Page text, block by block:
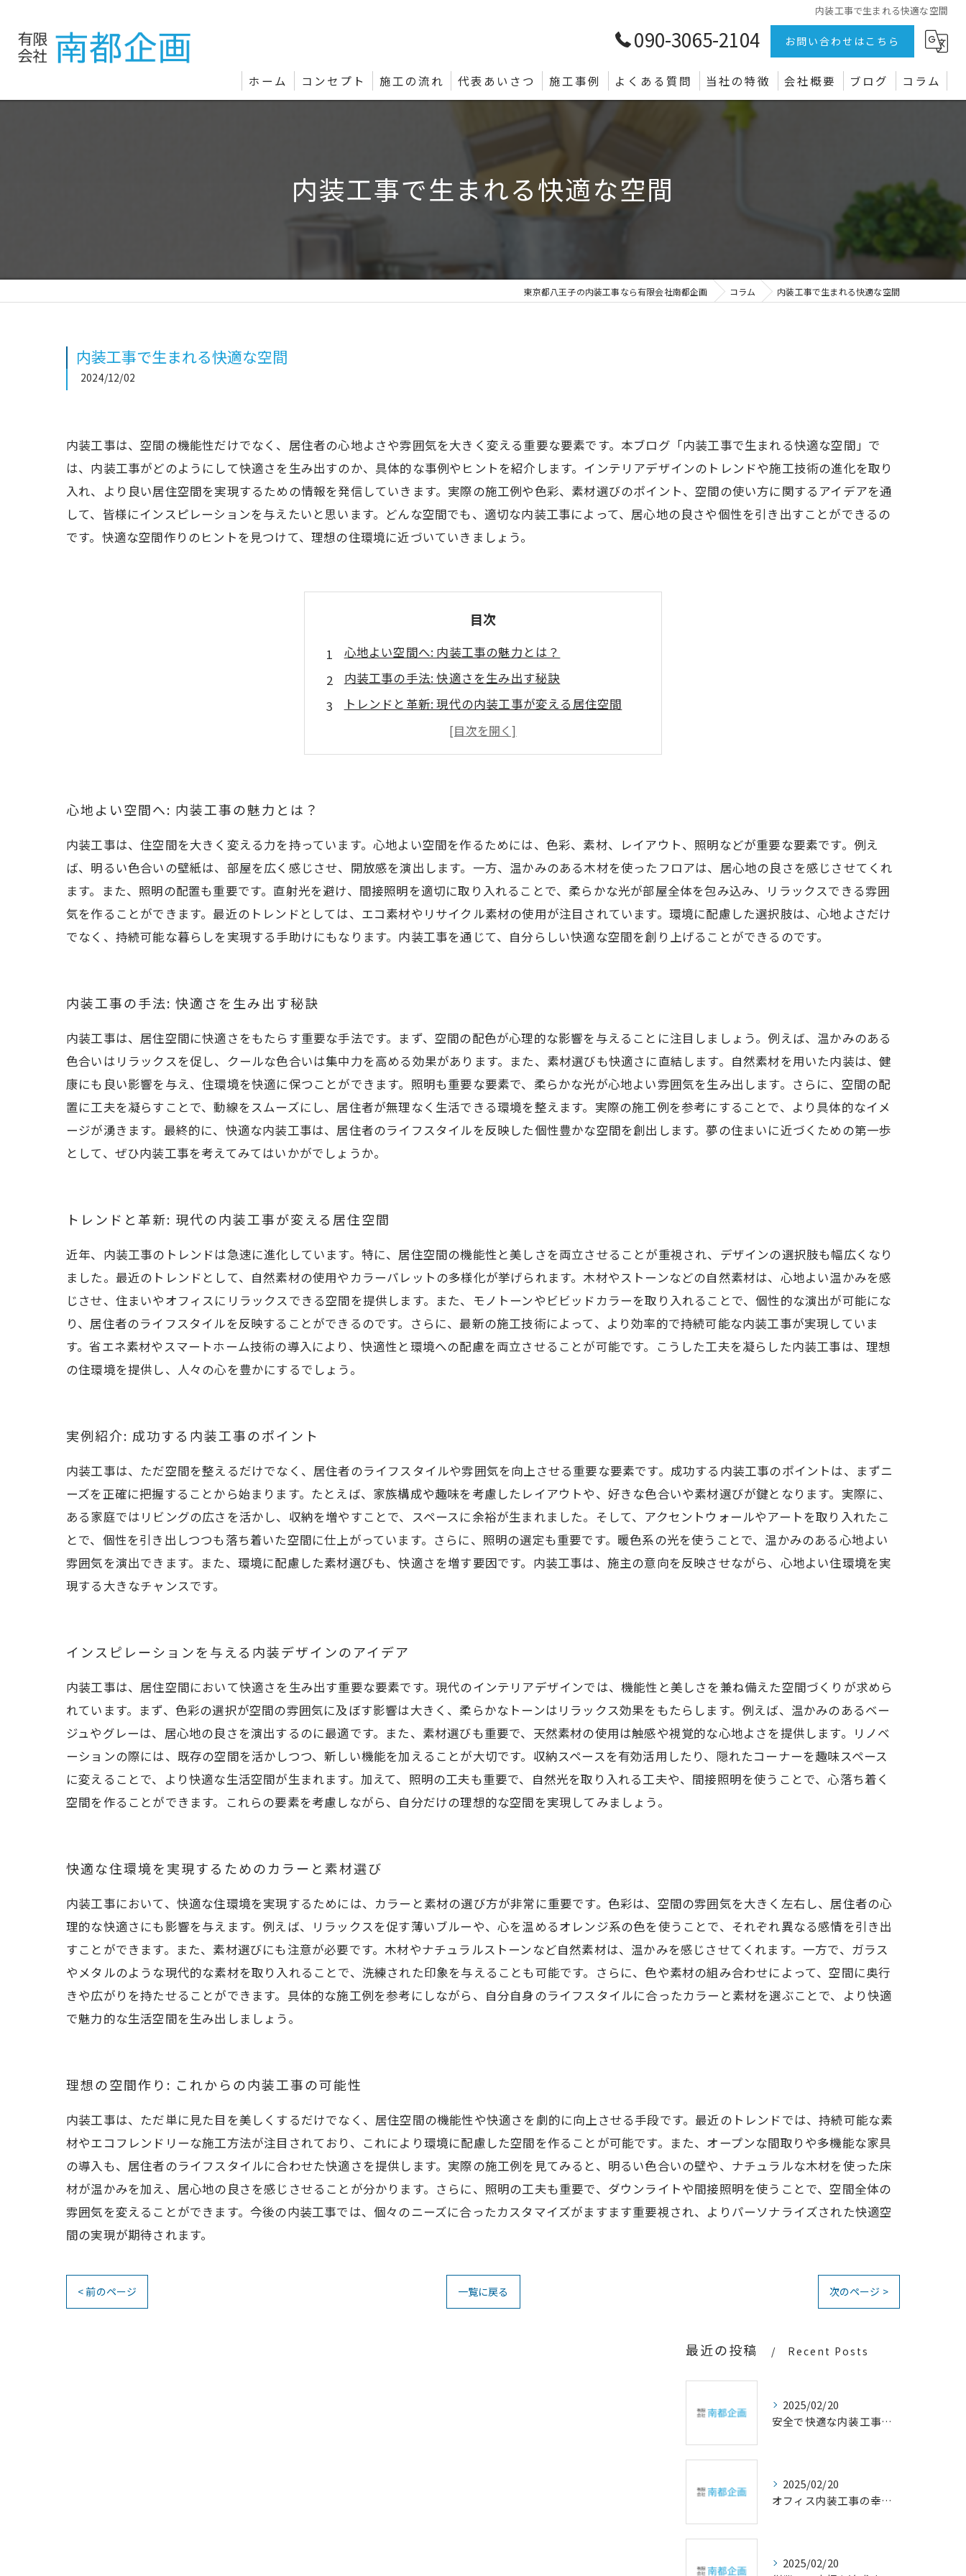
内装工事で生まれる快適な空間
090-3065-2104 お問い合わせはこちら
ホーム コンセプト 施工の流れ 代表あいさつ 施工事例 よくある質問 当社の特徴
リフォーム
会社概要 ブログ コラム
内装工事で生まれる快適な空間
東京都八王子の内装工事なら有限会社南都企画 コラム 内装工事で生まれる快適な空間
内装工事で生まれる快適な空間
2024/12/02
内装工事は、空間の機能性だけでなく、居住者の心地よさや雰囲気を大きく変える重要な要素です。本ブログ「内装工事で生まれる快適な空間」で
は、内装工事がどのようにして快適さを生み出すのか、具体的な事例やヒントを紹介します。インテリアデザインのトレンドや施工技術の進化を取り
入れ、より良い居住空間を実現するための情報を発信していきます。実際の施工例や色彩、素材選びのポイント、空間の使い方に関するアイデアを通
して、皆様にインスピレーションを与えたいと思います。どんな空間でも、適切な内装工事によって、居心地の良さや個性を引き出すことができるの
です。快適な空間作りのヒントを見つけて、理想の住環境に近づいていきましょう。
目次
心地よい空間へ: 内装工事の魅力とは？
内装工事の手法: 快適さを生み出す秘訣
トレンドと革新: 現代の内装工事が変える居住空間
実例紹介: 成功する内装工事のポイント
インスピレーションを与える内装デザインのアイデア
心地よい空間へ: 内装工事の魅力とは？
内装工事は、住空間を大きく変える力を持っています。心地よい空間を作るためには、色彩、素材、レイアウト、照明などが重要な要素です。例え
ば、明るい色合いの壁紙は、部屋を広く感じさせ、開放感を演出します。一方、温かみのある木材を使ったフロアは、居心地の良さを感じさせてくれ
ます。また、照明の配置も重要です。直射光を避け、間接照明を適切に取り入れることで、柔らかな光が部屋全体を包み込み、リラックスできる雰囲
気を作ることができます。最近のトレンドとしては、エコ素材やリサイクル素材の使用が注目されています。環境に配慮した選択肢は、心地よさだけ
でなく、持続可能な暮らしを実現する手助けにもなります。内装工事を通じて、自分らしい快適な空間を創り上げることができるのです。
内装工事の手法: 快適さを生み出す秘訣
内装工事は、居住空間に快適さをもたらす重要な手法です。まず、空間の配色が心理的な影響を与えることに注目しましょう。例えば、温かみのある
色合いはリラックスを促し、クールな色合いは集中力を高める効果があります。また、素材選びも快適さに直結します。自然素材を用いた内装は、健
康にも良い影響を与え、住環境を快適に保つことができます。照明も重要な要素で、柔らかな光が心地よい雰囲気を生み出します。さらに、空間の配
置に工夫を凝らすことで、動線をスムーズにし、居住者が無理なく生活できる環境を整えます。実際の施工例を参考にすることで、より具体的なイメ
ージが湧きます。最終的に、快適な内装工事は、居住者のライフスタイルを反映した個性豊かな空間を創出します。夢の住まいに近づくための第一歩
として、ぜひ内装工事を考えてみてはいかがでしょうか。
トレンドと革新: 現代の内装工事が変える居住空間
近年、内装工事のトレンドは急速に進化しています。特に、居住空間の機能性と美しさを両立させることが重視され、デザインの選択肢も幅広くなり
ました。最近のトレンドとして、自然素材の使用やカラーパレットの多様化が挙げられます。木材やストーンなどの自然素材は、心地よい温かみを感
じさせ、住まいやオフィスにリラックスできる空間を提供します。また、モノトーンやビビッドカラーを取り入れることで、個性的な演出が可能にな
り、居住者のライフスタイルを反映することができるのです。さらに、最新の施工技術によって、より効率的で持続可能な内装工事が実現していま
す。省エネ素材やスマートホーム技術の導入により、快適性と環境への配慮を両立させることが可能です。こうした工夫を凝らした内装工事は、理想
の住環境を提供し、人々の心を豊かにするでしょう。
実例紹介: 成功する内装工事のポイント
内装工事は、ただ空間を整えるだけでなく、居住者のライフスタイルや雰囲気を向上させる重要な要素です。成功する内装工事のポイントは、まずニ
ーズを正確に把握することから始まります。たとえば、家族構成や趣味を考慮したレイアウトや、好きな色合いや素材選びが鍵となります。実際に、
ある家庭ではリビングの広さを活かし、収納を増やすことで、スペースに余裕が生まれました。そして、アクセントウォールやアートを取り入れたこ
とで、個性を引き出しつつも落ち着いた空間に仕上がっています。さらに、照明の選定も重要です。暖色系の光を使うことで、温かみのある心地よい
雰囲気を演出できます。また、環境に配慮した素材選びも、快適さを増す要因です。内装工事は、施主の意向を反映させながら、心地よい住環境を実
現する大きなチャンスです。
インスピレーションを与える内装デザインのアイデア
内装工事は、居住空間において快適さを生み出す重要な要素です。現代のインテリアデザインでは、機能性と美しさを兼ね備えた空間づくりが求めら
れています。まず、色彩の選択が空間の雰囲気に及ぼす影響は大きく、柔らかなトーンはリラックス効果をもたらします。例えば、温かみのあるベー
ジュやグレーは、居心地の良さを演出するのに最適です。また、素材選びも重要で、天然素材の使用は触感や視覚的な心地よさを提供します。リノベ
ーションの際には、既存の空間を活かしつつ、新しい機能を加えることが大切です。収納スペースを有効活用したり、隠れたコーナーを趣味スペース
に変えることで、より快適な生活空間が生まれます。加えて、照明の工夫も重要で、自然光を取り入れる工夫や、間接照明を使うことで、心落ち着く
空間を作ることができます。これらの要素を考慮しながら、自分だけの理想的な空間を実現してみましょう。
快適な住環境を実現するためのカラーと素材選び
内装工事において、快適な住環境を実現するためには、カラーと素材の選び方が非常に重要です。色彩は、空間の雰囲気を大きく左右し、居住者の心
理的な快適さにも影響を与えます。例えば、リラックスを促す薄いブルーや、心を温めるオレンジ系の色を使うことで、それぞれ異なる感情を引き出
すことができます。また、素材選びにも注意が必要です。木材やナチュラルストーンなど自然素材は、温かみを感じさせてくれます。一方で、ガラス
やメタルのような現代的な素材を取り入れることで、洗練された印象を与えることも可能です。さらに、色や素材の組み合わせによって、空間に奥行
きや広がりを持たせることができます。具体的な施工例を参考にしながら、自分自身のライフスタイルに合ったカラーと素材を選ぶことで、より快適
で魅力的な生活空間を生み出しましょう。
理想の空間作り: これからの内装工事の可能性
内装工事は、ただ単に見た目を美しくするだけでなく、居住空間の機能性や快適さを劇的に向上させる手段です。最近のトレンドでは、持続可能な素
材やエコフレンドリーな施工方法が注目されており、これにより環境に配慮した空間を作ることが可能です。また、オープンな間取りや多機能な家具
の導入も、居住者のライフスタイルに合わせた快適さを提供します。実際の施工例を見てみると、明るい色合いの壁や、ナチュラルな木材を使った床
材が温かみを加え、居心地の良さを感じさせることが分かります。さらに、照明の工夫も重要で、ダウンライトや間接照明を使うことで、空間全体の
雰囲気を変えることができます。今後の内装工事では、個々のニーズに合ったカスタマイズがますます重要視され、よりパーソナライズされた快適空
間の実現が期待されます。
< 前のページ 一覧に戻る 次のページ >
最近の投稿 Recent Posts
2025/02/20
安全で快適な内装工事の重要性
2025/02/20
オフィス内装工事の幸福設計
2025/02/20